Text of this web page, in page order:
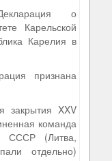
о
Карельской
Карелия в
признана
XXV
команда
СССР (Литва,
отдельно)